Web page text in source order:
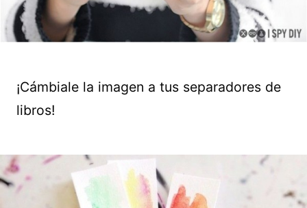
¡Cámbiale la imagen a tus separadores de
libros!